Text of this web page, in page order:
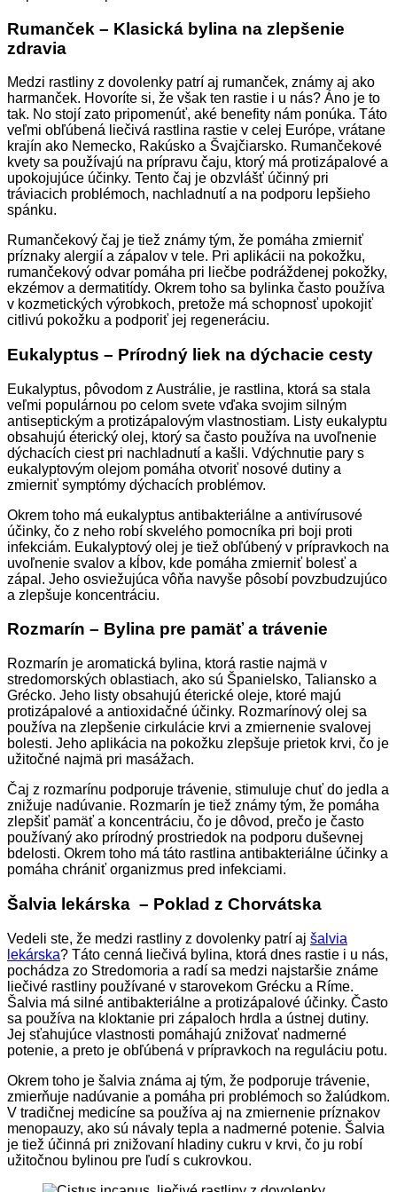
Rumanček – Klasická bylina na zlepšenie
zdravia
Medzi rastliny z dovolenky patrí aj rumanček, známy aj ako
harmanček. Hovoríte si, že však ten rastie i u nás? Áno je to
tak. No stojí zato pripomenúť, aké benefity nám ponúka. Táto
veľmi obľúbená liečivá rastlina rastie v celej Európe, vrátane
krajín ako Nemecko, Rakúsko a Švajčiarsko. Rumančekové
kvety sa používajú na prípravu čaju, ktorý má protizápalové a
upokojujúce účinky. Tento čaj je obzvlášť účinný pri
tráviacich problémoch, nachladnutí a na podporu lepšieho
spánku.
Rumančekový čaj je tiež známy tým, že pomáha zmierniť
príznaky alergií a zápalov v tele. Pri aplikácii na pokožku,
rumančekový odvar pomáha pri liečbe podráždenej pokožky,
ekzémov a dermatitídy. Okrem toho sa bylinka často používa
v kozmetických výrobkoch, pretože má schopnosť upokojiť
citlivú pokožku a podporiť jej regeneráciu.
Eukalyptus – Prírodný liek na dýchacie cesty
Eukalyptus, pôvodom z Austrálie, je rastlina, ktorá sa stala
veľmi populárnou po celom svete vďaka svojim silným
antiseptickým a protizápalovým vlastnostiam. Listy eukalyptu
obsahujú éterický olej, ktorý sa často používa na uvoľnenie
dýchacích ciest pri nachladnutí a kašli. Vdýchnutie pary s
eukalyptovým olejom pomáha otvoriť nosové dutiny a
zmierniť symptómy dýchacích problémov.
Okrem toho má eukalyptus antibakteriálne a antivírusové
účinky, čo z neho robí skvelého pomocníka pri boji proti
infekciám. Eukalyptový olej je tiež obľúbený v prípravkoch na
uvoľnenie svalov a kĺbov, kde pomáha zmierniť bolesť a
zápal. Jeho osviežujúca vôňa navyše pôsobí povzbudzujúco
a zlepšuje koncentráciu.
Rozmarín – Bylina pre pamäť a trávenie
Rozmarín je aromatická bylina, ktorá rastie najmä v
stredomorských oblastiach, ako sú Španielsko, Taliansko a
Grécko. Jeho listy obsahujú éterické oleje, ktoré majú
protizápalové a antioxidačné účinky. Rozmarínový olej sa
používa na zlepšenie cirkulácie krvi a zmiernenie svalovej
bolesti. Jeho aplikácia na pokožku zlepšuje prietok krvi, čo je
užitočné najmä pri masážach.
Čaj z rozmarínu podporuje trávenie, stimuluje chuť do jedla a
znižuje nadúvanie. Rozmarín je tiež známy tým, že pomáha
zlepšiť pamäť a koncentráciu, čo je dôvod, prečo je často
používaný ako prírodný prostriedok na podporu duševnej
bdelosti. Okrem toho má táto rastlina antibakteriálne účinky a
pomáha chrániť organizmus pred infekciami.
Šalvia lekárska – Poklad z Chorvátska
Vedeli ste, že medzi rastliny z dovolenky patrí aj šalvia
lekárska? Táto cenná liečivá bylina, ktorá dnes rastie i u nás,
pochádza zo Stredomoria a radí sa medzi najstaršie známe
liečivé rastliny používané v starovekom Grécku a Ríme.
Šalvia má silné antibakteriálne a protizápalové účinky. Často
sa používa na kloktanie pri zápaloch hrdla a ústnej dutiny.
Jej sťahujúce vlastnosti pomáhajú znižovať nadmerné
potenie, a preto je obľúbená v prípravkoch na reguláciu potu.
Okrem toho je šalvia známa aj tým, že podporuje trávenie,
zmierňuje nadúvanie a pomáha pri problémoch so žalúdkom.
V tradičnej medicíne sa používa aj na zmiernenie príznakov
menopauzy, ako sú návaly tepla a nadmerné potenie. Šalvia
je tiež účinná pri znižovaní hladiny cukru v krvi, čo ju robí
užitočnou bylinou pre ľudí s cukrovkou.